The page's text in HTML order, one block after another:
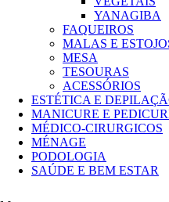
YANAGIBA
FAQUEIROS
MALAS E
MESA
TESOURAS
ACESSÓRIOS
ESTÉTICA E
MANICURE E
MÉDICO-CIRURGICOS
MÉNAGE
PODOLOGIA
SAÚDE E BEM ESTAR